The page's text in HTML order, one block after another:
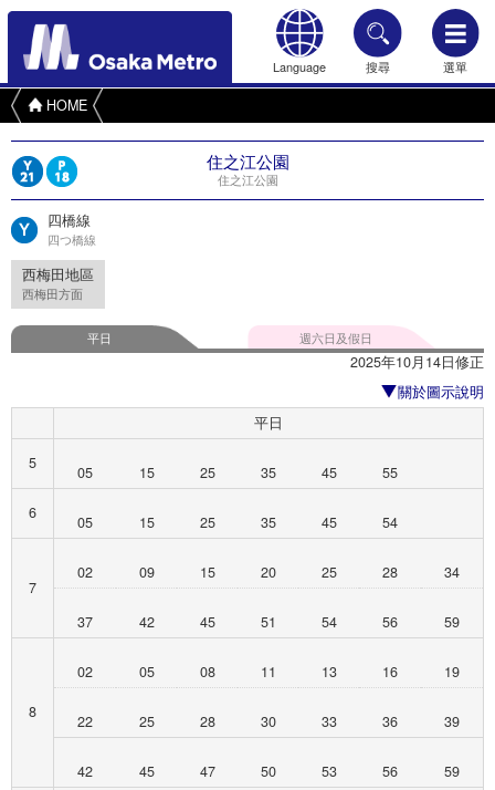
Language 搜尋 選單
HOME
住之江公園
住之江公園
四橋線
四つ橋線
西梅田地區
西梅田方面
平日 週六日及假日
2025年10月14日修正
關於圖示說明
平日
5
05 15 25 35 45
55
6
05 15 25 35 45 54
7
02 09 15 20 25 28 34
37 42 45 51 54 56 59
8
02 05 08 11 13 16 19
22 25 28 30 33 36 39
42 45 47 50 53 56 59